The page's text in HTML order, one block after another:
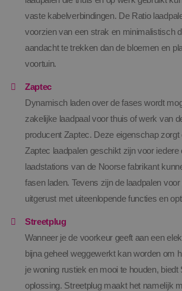
vaste kabelverbindingen. De Ratio
voorzien van een strak en minimalistisch
aandacht te trekken dan de bloemen en
voortuin.
Zaptec
Dynamisch laden over de fases wordt
zakelijke laadpaal voor thuis of werk van
producent Zaptec. Deze eigenschap zorgt
Zaptec laadpalen geschikt zijn voor
laadstations van de Noorse fabrikant
fasen laden. Tevens zijn de laadpalen
uitgerust met uiteenlopende functies en
Streetplug
Wanneer je de voorkeur geeft aan een
bijna geheel weggewerkt kan worden om
je woning rustiek en mooi te houden, biedt
oplossing. Streetplug maakt het namelijk